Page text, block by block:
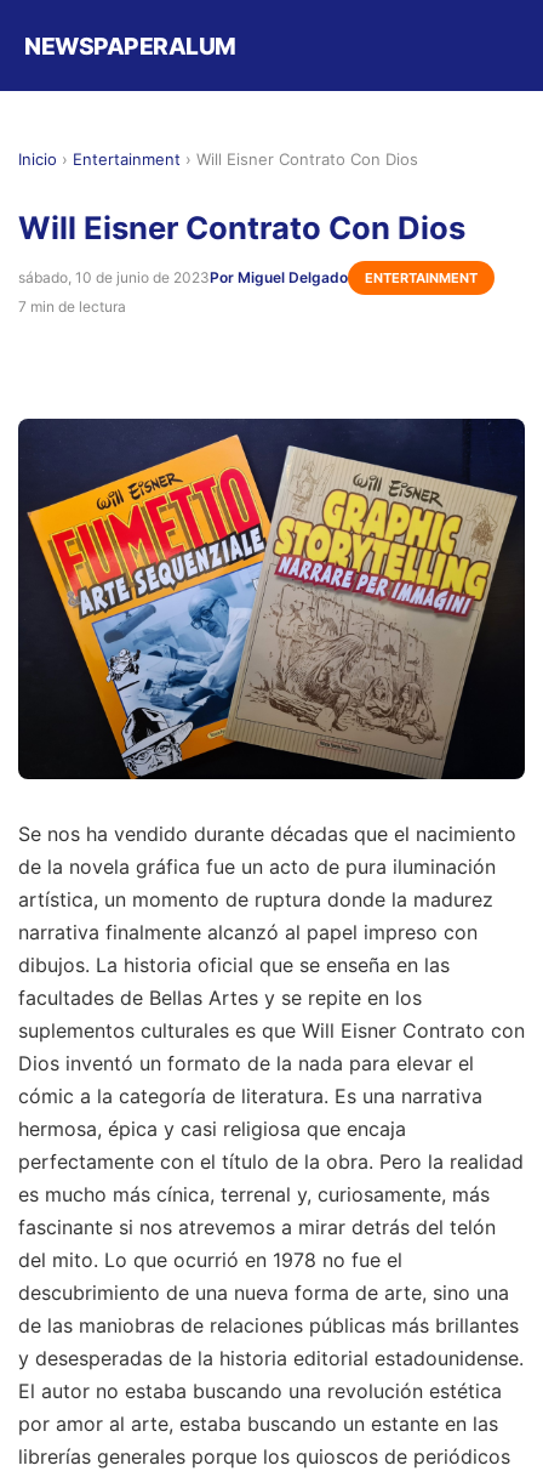
NEWSPAPERALUM
Inicio › Entertainment › Will Eisner Contrato Con Dios
Will Eisner Contrato Con Dios
sábado, 10 de junio de 2023Por Miguel Delgado ENTERTAINMENT
7 min de lectura
Se nos ha vendido durante décadas que el nacimiento
de la novela gráfica fue un acto de pura iluminación
artística, un momento de ruptura donde la madurez
narrativa finalmente alcanzó al papel impreso con
dibujos. La historia oficial que se enseña en las
facultades de Bellas Artes y se repite en los
suplementos culturales es que Will Eisner Contrato con
Dios inventó un formato de la nada para elevar el
cómic a la categoría de literatura. Es una narrativa
hermosa, épica y casi religiosa que encaja
perfectamente con el título de la obra. Pero la realidad
es mucho más cínica, terrenal y, curiosamente, más
fascinante si nos atrevemos a mirar detrás del telón
del mito. Lo que ocurrió en 1978 no fue el
descubrimiento de una nueva forma de arte, sino una
de las maniobras de relaciones públicas más brillantes
y desesperadas de la historia editorial estadounidense.
El autor no estaba buscando una revolución estética
por amor al arte, estaba buscando un estante en las
librerías generales porque los quioscos de periódicos